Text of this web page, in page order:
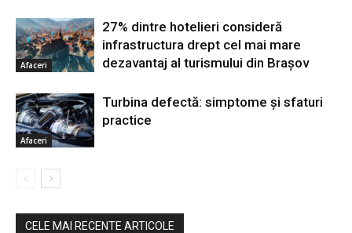
Afaceri
27% dintre hotelieri consideră
infrastructura drept cel mai mare
dezavantaj al turismului din Brașov
Afaceri
Turbina defectă: simptome și sfaturi
practice
CELE MAI RECENTE ARTICOLE